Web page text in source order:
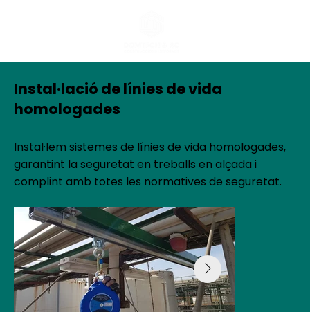
Instal·lació de línies de vida
homologades
Instal·lem sistemes de línies de vida homologades,
garantint la seguretat en treballs en alçada i
complint amb totes les normatives de seguretat.